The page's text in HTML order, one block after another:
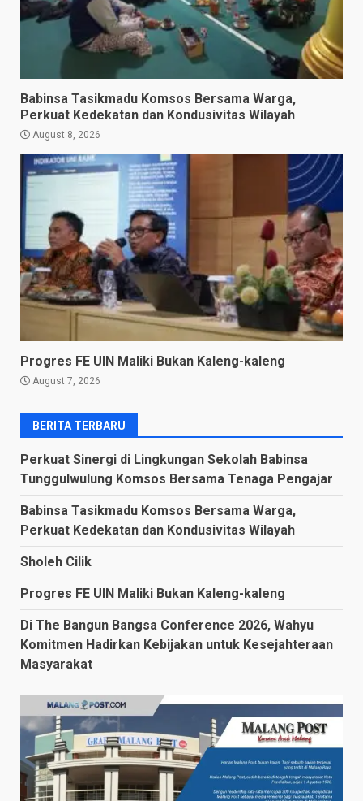
Babinsa Tasikmadu Komsos Bersama Warga,
Perkuat Kedekatan dan Kondusivitas Wilayah
August 8, 2026
Progres FE UIN Maliki Bukan Kaleng-kaleng
August 7, 2026
BERITA TERBARU
Perkuat Sinergi di Lingkungan Sekolah Babinsa
Tunggulwulung Komsos Bersama Tenaga Pengajar
Babinsa Tasikmadu Komsos Bersama Warga,
Perkuat Kedekatan dan Kondusivitas Wilayah
Sholeh Cilik
Progres FE UIN Maliki Bukan Kaleng-kaleng
Di The Bangun Bangsa Conference 2026, Wahyu
Komitmen Hadirkan Kebijakan untuk Kesejahteraan
Masyarakat